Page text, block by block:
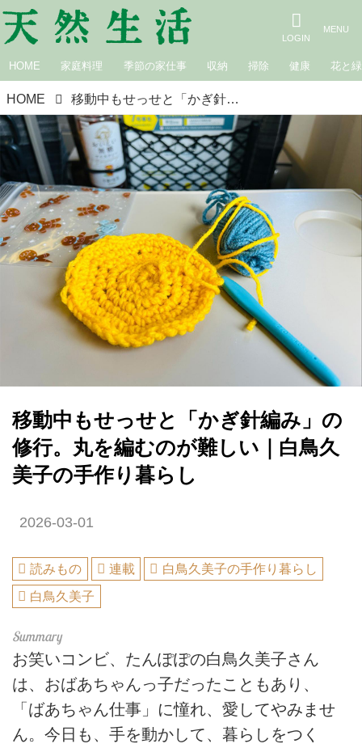
HOME 家庭料理 季節の家仕事 収納 掃除 健康 花と緑
HOME 移動中もせっせと「かぎ針編み」の修行。丸を編むのが難しい｜白鳥久美子の手作り暮らし
移動中もせっせと「かぎ針編み」の
修行。丸を編むのが難しい｜白鳥久
美子の手作り暮らし
2026-03-01
読みもの 連載
白鳥久美子の手作り暮らし
白鳥久美子
お笑いコンビ、たんぽぽの白鳥久美子さん
は、おばあちゃんっ子だったこともあり、
「ばあちゃん仕事」に憧れ、愛してやみませ
ん。今日も、手を動かして、暮らしをつく